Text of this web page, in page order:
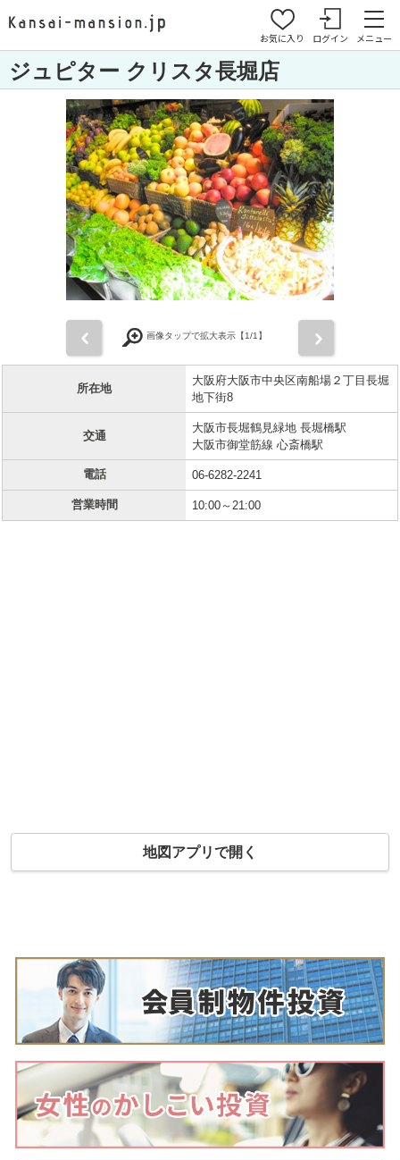
お気に入り ログイン メニュー
ジュピター クリスタ長堀店
画像タップで拡大表示【1/1】
所在地
大阪府大阪市中央区南船場２丁目長堀
地下街8
交通
大阪市長堀鶴見緑地 長堀橋駅
大阪市御堂筋線 心斎橋駅
電話 06-6282-2241
営業時間 10:00～21:00
地図アプリで開く